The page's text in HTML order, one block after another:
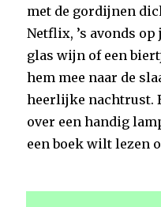
met de gordijnen
Netflix, ’s avonds
glas wijn of een
hem mee naar de
heerlijke nachtrust.
over een handig
een boek wilt lezen